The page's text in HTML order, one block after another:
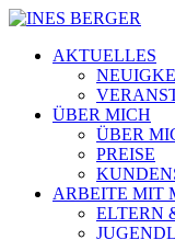
AKTUELLES
ÜBER MICH
ÜBER
PREISE
ARBEITE MIT
ELTERN